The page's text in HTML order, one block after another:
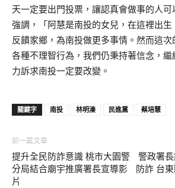
天一定要出門投票，讓認真會做事的人
強調，「阿慧是南投的女兒，在這裡出
反饋家鄉，為南投做更多事情。然而這
各種不理智行為，我們仍秉持著信念，
力訴求南投一定要改變。
關鍵字 南投 林明溱 民進黨 蔡培慧
前一篇文章
提升全民防詐意識 桃市大園警
分局結合廟宇推廣署長宣導影
片
警政署
防詐 台